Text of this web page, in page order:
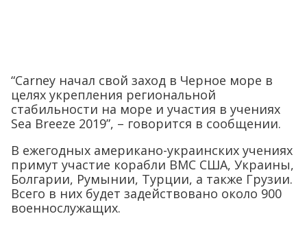
“Carney начал свой заход в Черное море в
целях укрепления региональной
стабильности на море и участия в учениях
Sea Breeze 2019”, – говорится в сообщении.
В ежегодных американо-украинских учениях
примут участие корабли ВМС США, Украины,
Болгарии, Румынии, Турции, а также Грузии.
Всего в них будет задействовано около 900
военнослужащих.